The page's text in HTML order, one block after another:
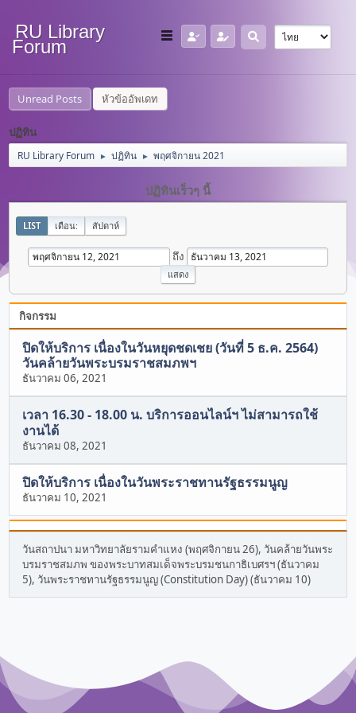
RU Library
Forum
Unread Posts หัวข้ออัพเดท
ปฏิทิน
RU Library Forum ► ปฏิทิน ► พฤศจิกายน 2021
ปฏิทินเร็วๆ นี้
LIST เดือน: สัปดาห์
ถึง
กิจกรรม
ปิดให้บริการ เนื่องในวันหยุดชดเชย (วันที่ 5 ธ.ค. 2564)
วันคล้ายวันพระบรมราชสมภพฯ
ธันวาคม 06, 2021
เวลา 16.30 - 18.00 น. บริการออนไลน์ฯ ไม่สามารถใช้
งานได้
ธันวาคม 08, 2021
ปิดให้บริการ เนื่องในวันพระราชทานรัฐธรรมนูญ
ธันวาคม 10, 2021
วันสถาปนา มหาวิทยาลัยรามคำแหง (พฤศจิกายน 26), วันคล้ายวันพระ
บรมราชสมภพ ของพระบาทสมเด็จพระบรมชนกาธิเบศรฯ (ธันวาคม
5), วันพระราชทานรัฐธรรมนูญ (Constitution Day) (ธันวาคม 10)